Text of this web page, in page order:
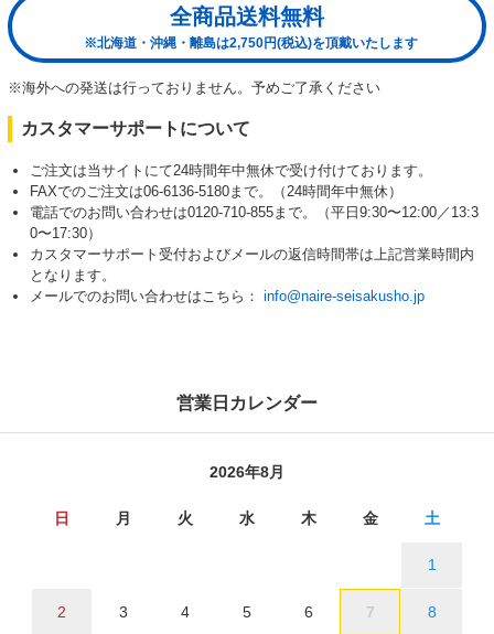
全商品送料無料
※北海道・沖縄・離島は2,750円(税込)を頂戴いたします
※海外への発送は行っておりません。予めご了承ください
カスタマーサポートについて
ご注文は当サイトにて24時間年中無休で受け付けております。
FAXでのご注文は06-6136-5180まで。（24時間年中無休）
電話でのお問い合わせは0120-710-855まで。（平日9:30〜12:00／13:3
0〜17:30）
カスタマーサポート受付およびメールの返信時間帯は上記営業時間内
となります。
メールでのお問い合わせはこちら： info@naire-seisakusho.jp
営業日カレンダー
2026年8月
日 月 火 水 木 金 土
1
2 3 4 5 6 7 8